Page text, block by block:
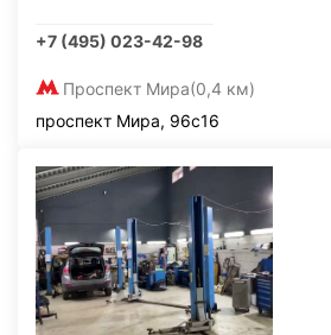
+7 (495) 023-42-98
Проспект Мира(0,4 км)
проспект Мира, 96с16